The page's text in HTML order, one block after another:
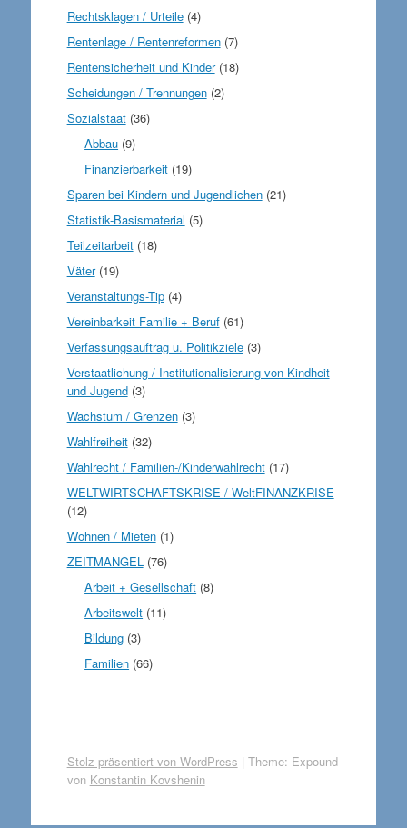
Rechtsklagen / Urteile(4)
Rentenlage / Rentenreformen(7)
Rentensicherheit und Kinder(18)
Scheidungen / Trennungen(2)
Sozialstaat(36)
Abbau (9)
Finanzierbarkeit (19)
Sparen bei Kindern und Jugendlichen(21)
Statistik-Basismaterial (5)
Teilzeitarbeit(18)
Väter(19)
Veranstaltungs-Tip(4)
Vereinbarkeit Familie + Beruf(61)
Verfassungsauftrag u. Politikziele(3)
Verstaatlichung / Institutionalisierung von Kindheit
und Jugend(3)
Wachstum / Grenzen(3)
Wahlfreiheit(32)
Wahlrecht / Familien-/Kinderwahlrecht(17)
WELTWIRTSCHAFTSKRISE / WeltFINANZKRISE
(12)
Wohnen / Mieten(1)
ZEITMANGEL (76)
Arbeit + Gesellschaft (8)
Arbeitswelt (11)
Bildung (3)
Familien (66)
Stolz präsentiert von WordPress | Theme: Expound
von Konstantin Kovshenin